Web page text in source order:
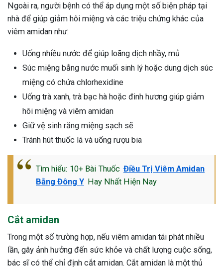
Ngoài ra, người bệnh có thể áp dụng một số biện pháp tại
nhà để giúp giảm hôi miệng và các triệu chứng khác của
viêm amidan như:
Uống nhiều nước để giúp loãng dịch nhầy, mủ
Súc miệng bằng nước muối sinh lý hoặc dung dịch súc
miệng có chứa chlorhexidine
Uống trà xanh, trà bạc hà hoặc đinh hương giúp giảm
hôi miệng và viêm amidan
Giữ vệ sinh răng miệng sạch sẽ
Tránh hút thuốc lá và uống rượu bia
Tìm hiểu: 10+ Bài Thuốc Điều Trị Viêm Amidan
Bằng Đông Y Hay Nhất Hiện Nay
Cắt amidan
Trong một số trường hợp, nếu viêm amidan tái phát nhiều
lần, gây ảnh hưởng đến sức khỏe và chất lượng cuộc sống,
bác sĩ có thể chỉ định cắt amidan. Cắt amidan là một thủ